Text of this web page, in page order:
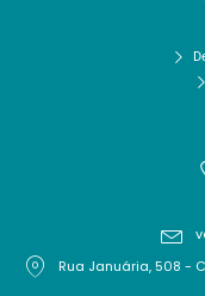
Rua Januária, 508 -